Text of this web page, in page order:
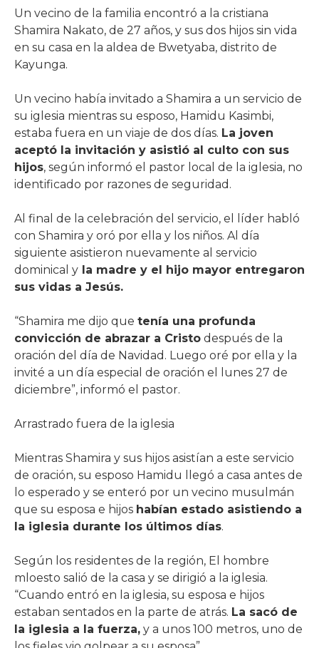
Un vecino de la familia encontró a la cristiana
Shamira Nakato, de 27 años, y sus dos hijos sin vida
en su casa en la aldea de Bwetyaba, distrito de
Kayunga.
Un vecino había invitado a Shamira a un servicio de
su iglesia mientras su esposo, Hamidu Kasimbi,
estaba fuera en un viaje de dos días. La joven
aceptó la invitación y asistió al culto con sus
hijos, según informó el pastor local de la iglesia, no
identificado por razones de seguridad.
Al final de la celebración del servicio, el líder habló
con Shamira y oró por ella y los niños. Al día
siguiente asistieron nuevamente al servicio
dominical y la madre y el hijo mayor entregaron
sus vidas a Jesús.
“Shamira me dijo que tenía una profunda
convicción de abrazar a Cristo después de la
oración del día de Navidad. Luego oré por ella y la
invité a un día especial de oración el lunes 27 de
diciembre”, informó el pastor.
Arrastrado fuera de la iglesia
Mientras Shamira y sus hijos asistían a este servicio
de oración, su esposo Hamidu llegó a casa antes de
lo esperado y se enteró por un vecino musulmán
que su esposa e hijos habían estado asistiendo a
la iglesia durante los últimos días.
Según los residentes de la región, El hombre
mloesto salió de la casa y se dirigió a la iglesia.
“Cuando entró en la iglesia, su esposa e hijos
estaban sentados en la parte de atrás. La sacó de
la iglesia a la fuerza, y a unos 100 metros, uno de